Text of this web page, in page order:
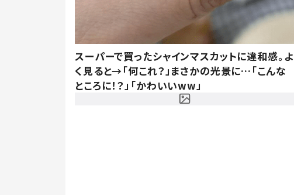
スーパーで買ったシャインマスカットに違和感。よ
く見ると→「何これ？」まさかの光景に…「こんな
ところに！？」「かわいいww」